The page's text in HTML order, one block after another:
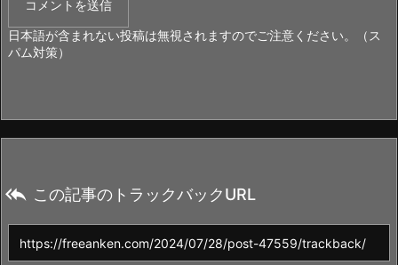
日本語が含まれない投稿は無視されますのでご注意ください。（ス
パム対策）
 この記事のトラックバックURL